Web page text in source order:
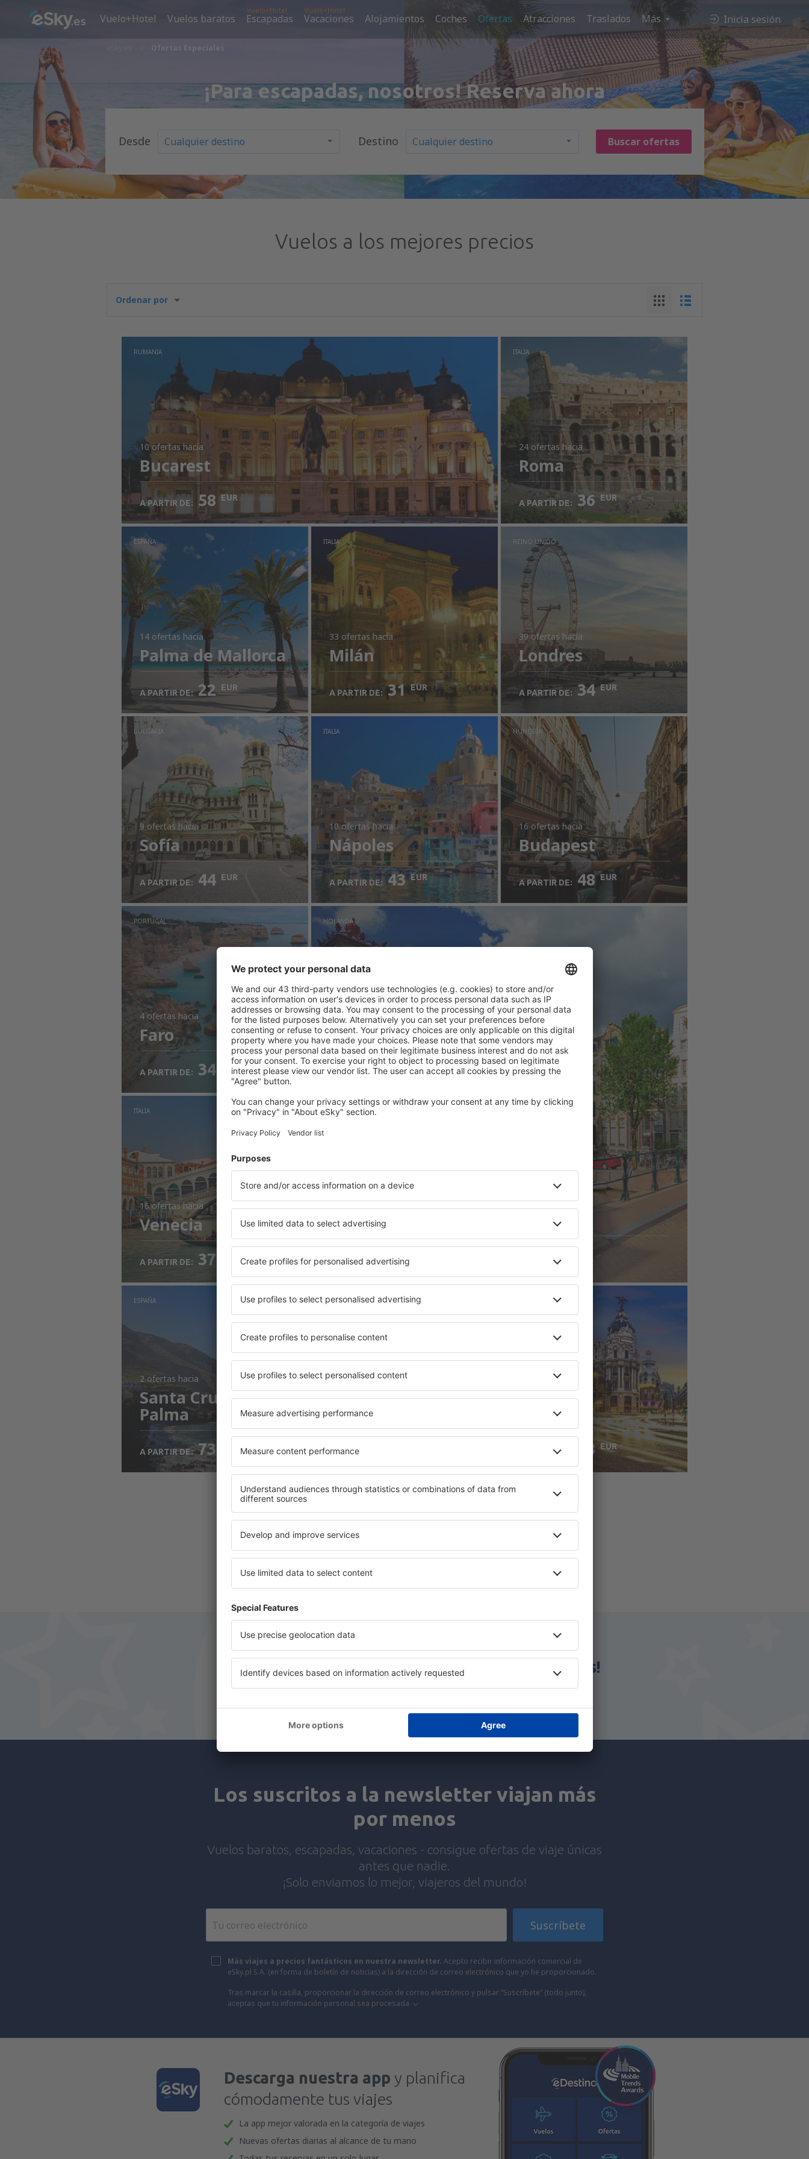
Vuelo+Hotel Vuelos baratos
Vuelo+Hotel
Escapadas
Vuelo+Hotel
Vacaciones Alojamientos Coches Ofertas Atracciones Traslados Más Inicia sesión
Ofertas Especiales
¡Para escapadas, nosotros! Reserva ahora
Desde Destino Buscar ofertas
Vuelos a los mejores precios
Ordenar por
RUMANIA
10 ofertashacia
Bucarest
A PARTIR DE: 58 EUR
ITALIA
24 ofertas hacia
Roma
A PARTIR DE: 36 EUR
ESPAÑA
14 ofertas hacia
Palma de Mallorca
A PARTIR DE: 22 EUR
ITALIA
33 ofertas hacia
Milán
A PARTIR DE: 31 EUR
REINO UNIDO
39 ofertas hacia
Londres
A PARTIR DE: 34 EUR
BULGARIA
9 ofertas hacia
Sofía
A PARTIR DE: 44 EUR
ITALIA
10 ofertashacia
Nápoles
A PARTIR DE: 43 EUR
HUNGRÍA
16 ofertas hacia
Budapest
A PARTIR DE: 48 EUR
PORTUGAL
4 ofertas hacia
Faro
A PARTIR DE: 34 EUR
HOLANDA
6 ofertashacia
Ámsterdam
A PARTIR DE: 79
ITALIA
16 ofertashacia
Venecia
A PARTIR DE: 37
ESPAÑA
2 ofertas hacia
Santa Cruz de la
Palma
A PARTIR DE: 73
POLONIA
Varsovia
A PARTIR DE:
Madrid
A PARTIR DE: 38 EUR
Ver más ofertas
Volver a la parte superior
Ahorra tiempo y dinero.
¡Reserva Vuelo+Hotel en eSky.es!
Los suscritos a la newsletter viajan más
por menos
Vuelos baratos, escapadas, vacaciones - consigue ofertas de viaje únicas
antes que nadie.
¡Solo enviamos lo mejor, viajeros del mundo!
Suscríbete
Más viajes a precios fantásticos en nuestra newsletter. Acepto recibir información comercial de
eSky.pl S.A. (en forma de boletín de noticias) a la dirección de correo electrónico que yo he proporcionado.
Tras marcar la casilla, proporcionar la dirección de correo electrónico y pulsar “Suscríbete” (todo junto),
aceptas que tu información personal sea procesada
Descarga nuestra app y planifica
cómodamente tus viajes
La app mejor valorada en la categoría de viajes
Nuevas ofertas diarias al alcance de tu mano